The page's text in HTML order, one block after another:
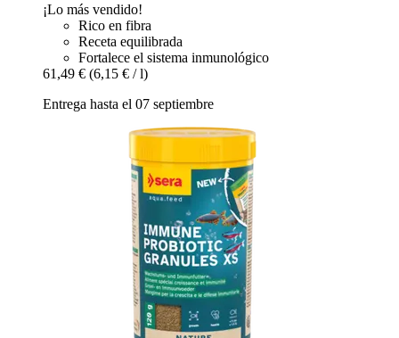
¡Lo más vendido!
Rico en fibra
Receta equilibrada
Fortalece el sistema inmunológico
61,49 € (6,15 € / l)
Entrega hasta el 07 septiembre